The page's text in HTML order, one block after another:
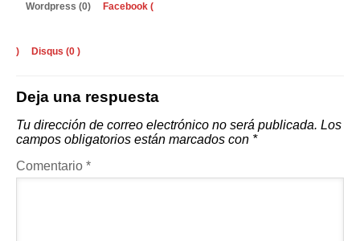
Wordpress (0) Facebook (
) Disqus (0 )
Deja una respuesta
Tu dirección de correo electrónico no será publicada. Los
campos obligatorios están marcados con *
Comentario *